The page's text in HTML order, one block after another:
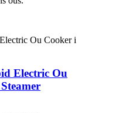
Electric Ou